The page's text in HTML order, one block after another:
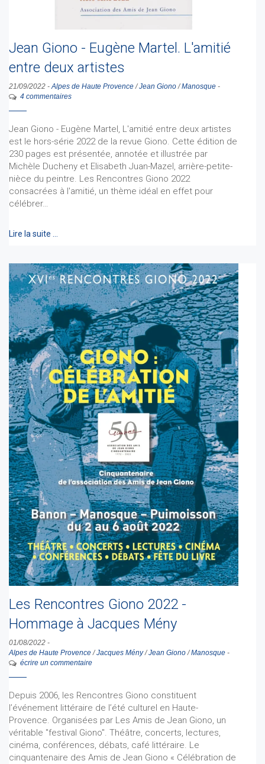
Jean Giono - Eugène Martel. L'amitié
entre deux artistes
21/09/2022 -Alpes de Haute Provence/Jean Giono/Manosque -
4 commentaires
Jean Giono - Eugène Martel, L'amitié entre deux artistes
est le hors-série 2022 de la revue Giono. Cette édition de
230 pages est présentée, annotée et illustrée par
Michèle Ducheny et Elisabeth Juan-Mazel, arrière-petite-
nièce du peintre. Les Rencontres Giono 2022
consacrées à l'amitié, un thème idéal en effet pour
célébrer…
Lire la suite …
Les Rencontres Giono 2022 -
Hommage à Jacques Mény
01/08/2022 -
Alpes de Haute Provence/Jacques Mény/Jean Giono/Manosque -
écrire un commentaire
Depuis 2006, les Rencontres Giono constituent
l’événement littéraire de l’été culturel en Haute-
Provence. Organisées par Les Amis de Jean Giono, un
véritable "festival Giono". Théâtre, concerts, lectures,
cinéma, conférences, débats, café littéraire. Le
cinquantenaire des Amis de Jean Giono « Célébration de